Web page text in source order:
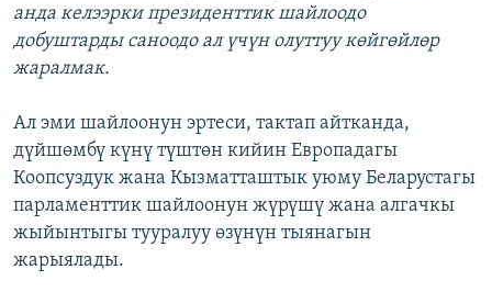
анда келээрки президенттик шайлоодо
добуштарды саноодо ал үчүн олуттуу көйгөйлөр
жаралмак.
Ал эми шайлоонун эртеси, тактап айтканда,
дүйшөмбү күнү түштөн кийин Европадагы
Коопсуздук жана Кызматташтык уюму Беларустагы
парламенттик шайлоонун жүрүшү жана алгачкы
жыйынтыгы тууралуу өзүнүн тыянагын
жарыялады.